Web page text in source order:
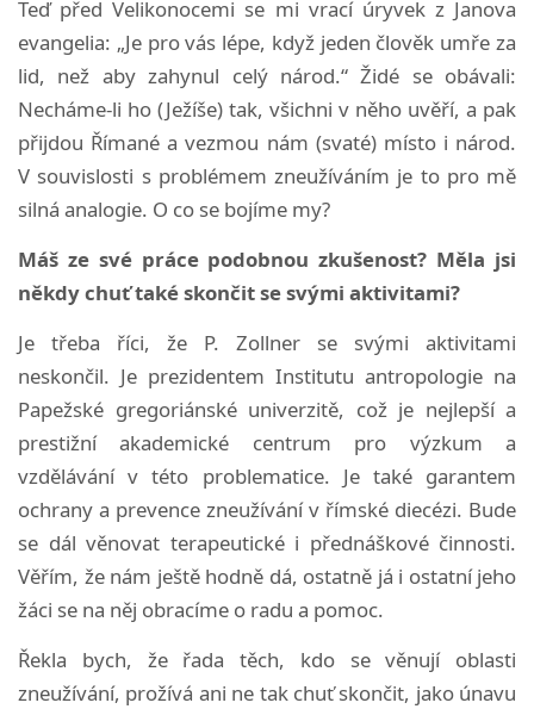
Teď před Velikonocemi se mi vrací úryvek z Janova
evangelia: „Je pro vás lépe, když jeden člověk umře za
lid, než aby zahynul celý národ.“ Židé se obávali:
Necháme-li ho (Ježíše) tak, všichni v něho uvěří, a pak
přijdou Římané a vezmou nám (svaté) místo i národ.
V souvislosti s problémem zneužíváním je to pro mě
silná analogie. O co se bojíme my?
Máš ze své práce podobnou zkušenost? Měla jsi
někdy chuť také skončit se svými aktivitami?
Je třeba říci, že P. Zollner se svými aktivitami
neskončil. Je prezidentem Institutu antropologie na
Papežské gregoriánské univerzitě, což je nejlepší a
prestižní akademické centrum pro výzkum a
vzdělávání v této problematice. Je také garantem
ochrany a prevence zneužívání v římské diecézi. Bude
se dál věnovat terapeutické i přednáškové činnosti.
Věřím, že nám ještě hodně dá, ostatně já i ostatní jeho
žáci se na něj obracíme o radu a pomoc.
Řekla bych, že řada těch, kdo se věnují oblasti
zneužívání, prožívá ani ne tak chuť skončit, jako únavu